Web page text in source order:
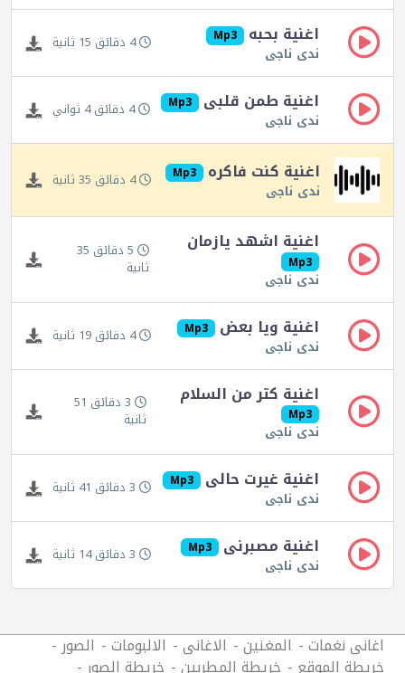
اغنية بحبه Mp3
ندى ناجى 4 دقائق 15 ثانية
اغنية طمن قلبى Mp3
ندى ناجى 4 دقائق 4 ثواني
اغنية كنت فاكره Mp3
ندى ناجى 4 دقائق 35 ثانية
اغنية اشهد يازمان
Mp3
ندى ناجى
5 دقائق 35
ثانية
اغنية ويا بعض Mp3
ندى ناجى 4 دقائق 19 ثانية
اغنية كتر من السلام
Mp3
ندى ناجى
3 دقائق 51
ثانية
اغنية غيرت حالى Mp3
ندى ناجى 3 دقائق 41 ثانية
اغنية مصبرنى Mp3
ندى ناجى 3 دقائق 14 ثانية
اغانى نغمات المغنين الاغانى الالبومات الصور
خريطة الموقع خريطة المطربين خريطة الصور